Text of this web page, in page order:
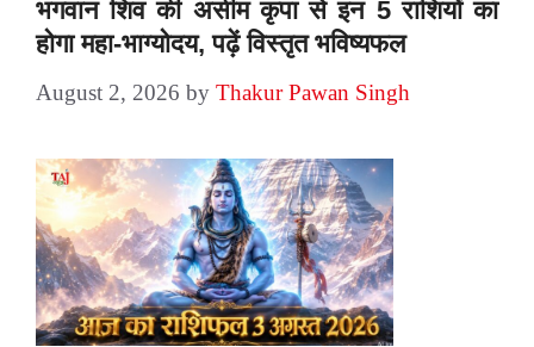
भगवान शिव की असीम कृपा से इन 5 राशियों का
होगा महा-भाग्योदय, पढ़ें विस्तृत भविष्यफल
August 2, 2026 by Thakur Pawan Singh